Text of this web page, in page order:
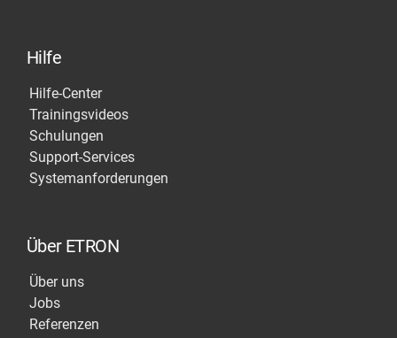
Hilfe
Hilfe-Center
Trainingsvideos
Schulungen
Support-Services
Systemanforderungen
Über ETRON
Über uns
Jobs
Referenzen